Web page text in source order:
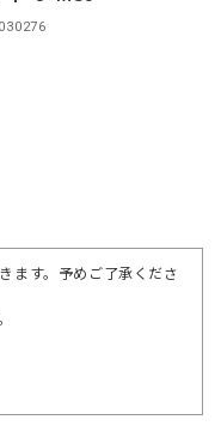
ます。予めご了承くださ